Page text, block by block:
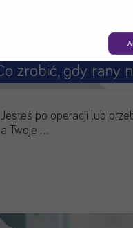
Jesteś po operacji lub
a Twoje …